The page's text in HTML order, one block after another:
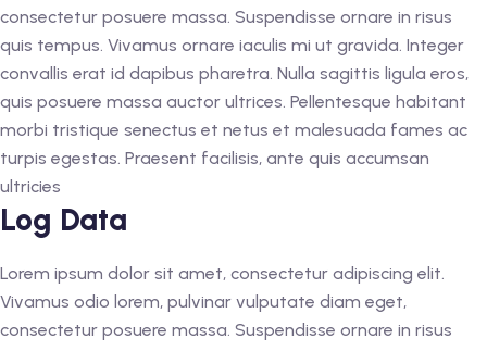
EXPERT
consectetur posuere massa. Suspendisse ornare in risus
quis tempus. Vivamus ornare iaculis mi ut gravida. Integer
convallis erat id dapibus pharetra. Nulla sagittis ligula eros,
quis posuere massa auctor ultrices. Pellentesque habitant
morbi tristique senectus et netus et malesuada fames ac
turpis egestas. Praesent facilisis, ante quis accumsan
ultricies
Log Data
Lorem ipsum dolor sit amet, consectetur adipiscing elit.
Vivamus odio lorem, pulvinar vulputate diam eget,
consectetur posuere massa. Suspendisse ornare in risus